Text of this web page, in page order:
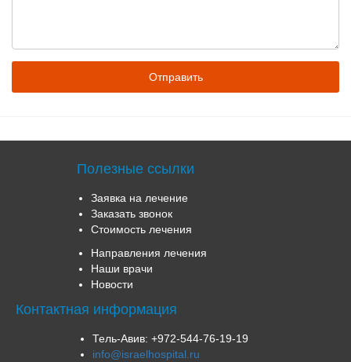
Полезные ссылки
Заявка на лечение
Заказать звонок
Стоимость лечения
Направления лечения
Наши врачи
Новости
Контактная информация
Тель-Авив: +972-544-76-19-19
info@israelhospital.ru